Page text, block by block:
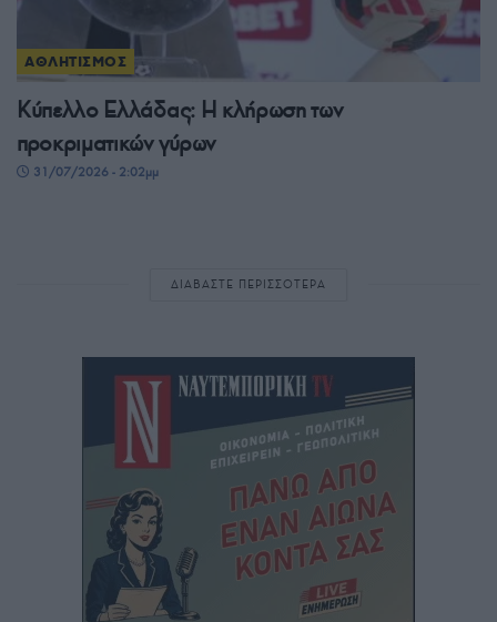
ΑΘΛΗΤΙΣΜΟΣ
Κύπελλο Ελλάδας: Η κλήρωση των
προκριματικών γύρων
31/07/2026 - 2:02μμ
ΔΙΑΒΑΣΤΕ ΠΕΡΙΣΣΟΤΕΡΑ